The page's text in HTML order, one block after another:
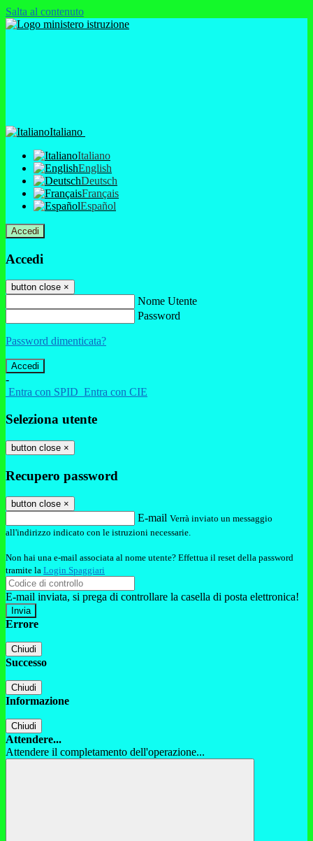
Salta al contenuto
Italiano
Italiano
English
Deutsch
Français
Español
Accedi
Accedi
button close ×
Nome Utente
Password
Password dimenticata?
-
Entra con SPID Entra con CIE
Seleziona utente
button close ×
Recupero password
button close ×
E-mail Verrà inviato un messaggio
all'indirizzo indicato con le istruzioni necessarie.
Non hai una e-mail associata al nome utente? Effettua il reset della password
tramite la Login Spaggiari
E-mail inviata, si prega di controllare la casella di posta elettronica!
Errore
Chiudi
Successo
Chiudi
Informazione
Chiudi
Attendere...
Attendere il completamento dell'operazione...